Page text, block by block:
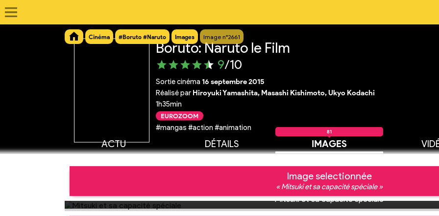
Cinéma #Boruto #Naruto Images Image n°2661
Boruto: Naruto le Film
9/10
Sortie cinéma16 septembre 2015
Réalisé par Hiroyuki Yamashita, Masashi Kishimoto, Ukyo Kodachi
1h35min
EUROZOOM
#mangas #action #animation
ACTU DÉTAILS IMAGES
81
Image selectionnée
« Mitsuki et sa capacité spéciale »
Mitsuki et sa capacité spéciale